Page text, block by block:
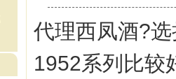
代理西凤酒?
1952系列比较